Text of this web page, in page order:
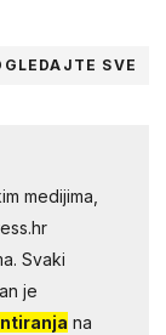
SVE
medijima,
Svaki
je
na